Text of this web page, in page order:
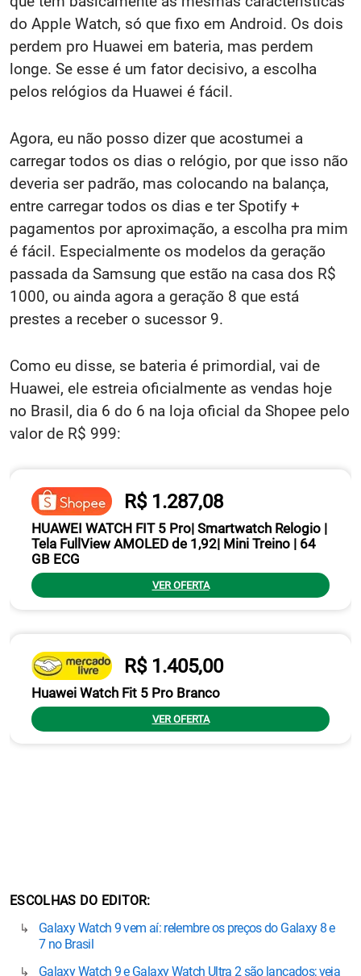
do Apple Watch, só que fixo em Android. Os dois
perdem pro Huawei em bateria, mas perdem
longe. Se esse é um fator decisivo, a escolha
pelos relógios da Huawei é fácil.
Agora, eu não posso dizer que acostumei a
carregar todos os dias o relógio, por que isso não
deveria ser padrão, mas colocando na balança,
entre carregar todos os dias e ter Spotify +
pagamentos por aproximação, a escolha pra mim
é fácil. Especialmente os modelos da geração
passada da Samsung que estão na casa dos R$
1000, ou ainda agora a geração 8 que está
prestes a receber o sucessor 9.
Como eu disse, se bateria é primordial, vai de
Huawei, ele estreia oficialmente as vendas hoje
no Brasil, dia 6 do 6 na loja oficial da Shopee pelo
valor de R$ 999:
R$ 1.287,08
HUAWEI WATCH FIT 5 Pro| Smartwatch Relogio |
Tela FullView AMOLED de 1,92| Mini Treino | 64
GB ECG
VER OFERTA
R$ 1.405,00
Huawei Watch Fit 5 Pro Branco
VER OFERTA
ESCOLHAS DO EDITOR
Galaxy Watch 9 vem aí: relembre os preços do Galaxy 8 e
7 no Brasil
Galaxy Watch 9 e Galaxy Watch Ultra 2 são lançados; veja